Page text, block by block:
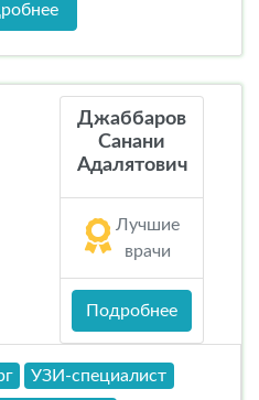
Джаббаров
Санани
Адалятович
Лучшие
врачи
Подробнее
УЗИ-специалист